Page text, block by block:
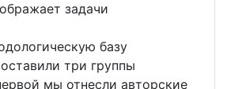
задачи
базу
три группы
мы отнесли авторские